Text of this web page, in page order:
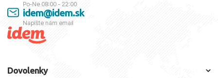
Po-Ne 08:00 - 22:00
idem@idem.sk
Napíšte nám email
Dovolenky